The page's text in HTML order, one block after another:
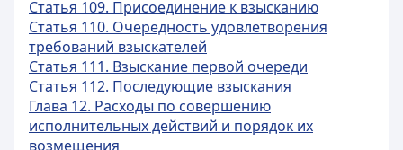
Статья 109. Присоединение к взысканию
Статья 110. Очередность удовлетворения
требований взыскателей
Статья 111. Взыскание первой очереди
Статья 112. Последующие взыскания
Глава 12. Расходы по совершению
исполнительных действий и порядок их
возмещения